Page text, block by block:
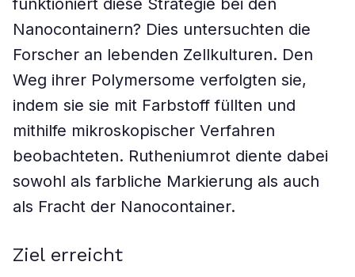
funktioniert diese Strategie bei den
Nanocontainern? Dies untersuchten die
Forscher an lebenden Zellkulturen. Den
Weg ihrer Polymersome verfolgten sie,
indem sie sie mit Farbstoff füllten und
mithilfe mikroskopischer Verfahren
beobachteten. Rutheniumrot diente dabei
sowohl als farbliche Markierung als auch
als Fracht der Nanocontainer.
Ziel erreicht